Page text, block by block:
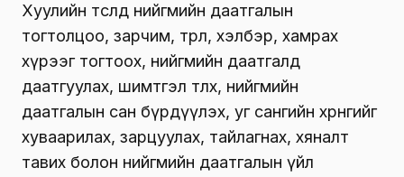
Хуулийн төсөлд нийгмийн даатгалын
тогтолцоо, зарчим, төрөл, хэлбэр, хамрах
хүрээг тогтоох, нийгмийн даатгалд
даатгуулах, шимтгэл төлөх, нийгмийн
даатгалын сан бүрдүүлэх, уг сангийн хөрөнгийг
хуваарилах, зарцуулах, тайлагнах, хяналт
тавих болон нийгмийн даатгалын үйл